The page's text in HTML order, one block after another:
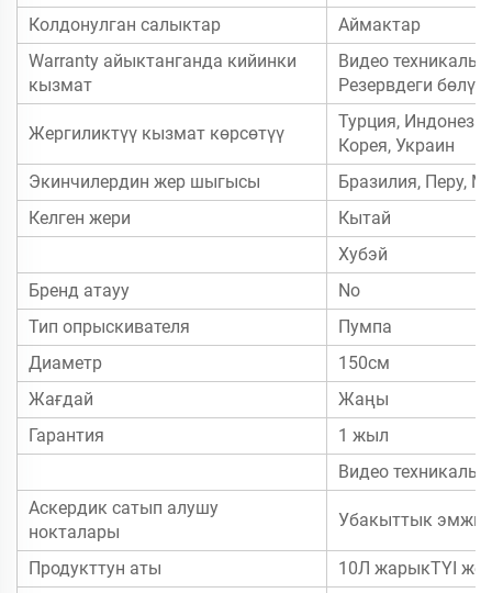
Колдонулган салыктар
Аймактар
Warranty айыктанганда кийинки
кызмат
Видео
Резервдеги
Жергиликтүү кызмат көрсөтүү
Турция,
Корея, Украин
Экинчилердин жер шыгысы
Бразилия, Перу,
Келген жери
Кытай
Хубэй
Бренд атауу
No
Тип опрыскивателя
Пумпа
Диаметр
150см
Жағдай
Жаңы
Гарантия
1 жыл
Видео
Аскердик сатып алушу
нокталары
Убакыттык
Продукттун аты
10Л жарыкTYI